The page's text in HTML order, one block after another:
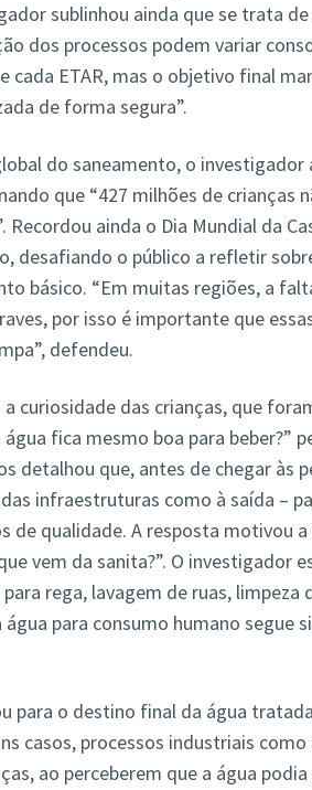
sublinhou ainda que se trata
dos processos podem variar
cada ETAR, mas o objetivo final
de forma segura”.
do saneamento, o
que “427 milhões de crianças
Recordou ainda o Dia Mundial da
desafiando o público a refletir
básico. “Em muitas regiões, a
por isso é importante que
defendeu.
curiosidade das crianças, que
fica mesmo boa para beber?”
detalhou que, antes de chegar às
infraestruturas como à saída –
de qualidade. A resposta motivou
vem da sanita?”. O investigador
rega, lavagem de ruas, limpeza
para consumo humano segue
para o destino final da água
casos, processos industriais
ao perceberem que a água